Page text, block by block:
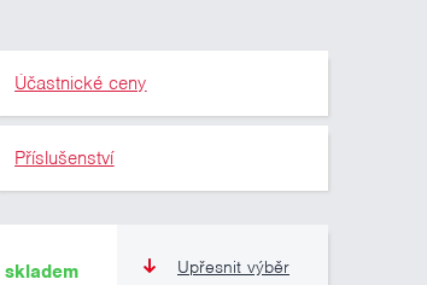
Účastnické ceny
Příslušenství
Upřesnit výběr
skladem